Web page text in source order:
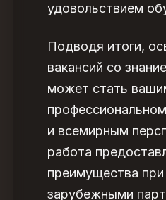
удовольствием
Подводя итоги,
вакансий со
может стать
и всемирным
работа
преимущества
зарубежными